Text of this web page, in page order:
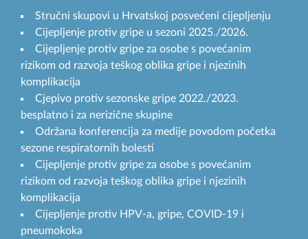
Stručni skupovi u Hrvatskoj posvećeni cijepljenju
Cijepljenje protiv gripe u sezoni 2025./2026.
Cijepljenje protiv gripe za osobe s povećanim
rizikom od razvoja teškog oblika gripe i njezinih
komplikacija
Cjepivo protiv sezonske gripe 2022./2023.
besplatno i za nerizične skupine
Održana konferencija za medije povodom početka
sezone respiratornih bolesti
Cijepljenje protiv gripe za osobe s povećanim
rizikom od razvoja teškog oblika gripe i njezinih
komplikacija
Cijepljenje protiv HPV-a, gripe, COVID-19 i
pneumokoka